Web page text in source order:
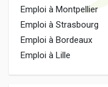
Emploi à Montpellier
Emploi à Strasbourg
Emploi à Bordeaux
Emploi à Lille